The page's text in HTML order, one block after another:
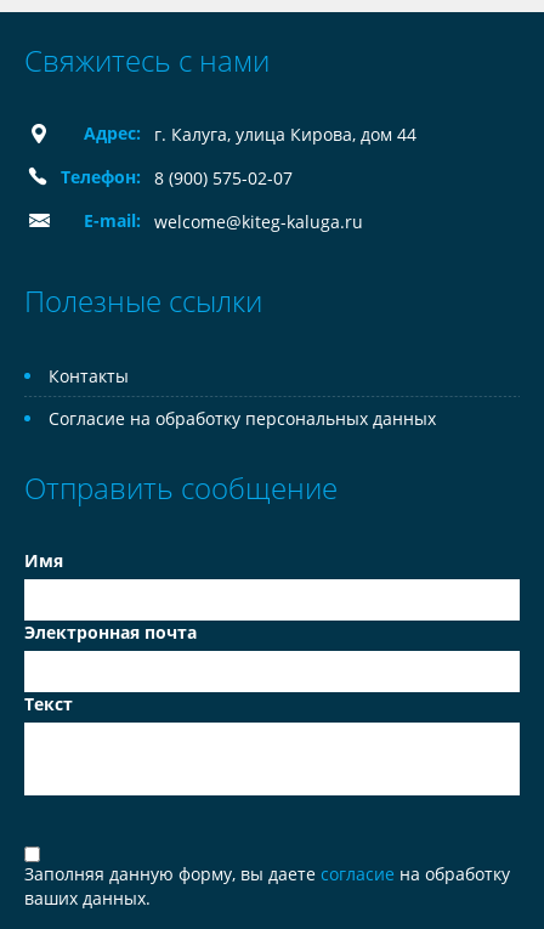
Свяжитесь с нами
Адрес:
г. Калуга, улица Кирова, дом 44
Телефон:
8 (900) 575-02-07
E-mail:
welcome@kiteg-kaluga.ru
Полезные ссылки
Контакты
Согласие на обработку персональных данных
Отправить сообщение
Имя
Электронная почта
Текст
Заполняя данную форму, вы даете согласие на обработку
ваших данных.